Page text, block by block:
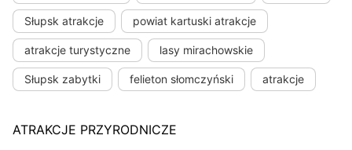
Słupsk atrakcje powiat kartuski atrakcje
atrakcje turystyczne lasy mirachowskie
Słupsk zabytki felieton słomczyński atrakcje
ATRAKCJE PRZYRODNICZE